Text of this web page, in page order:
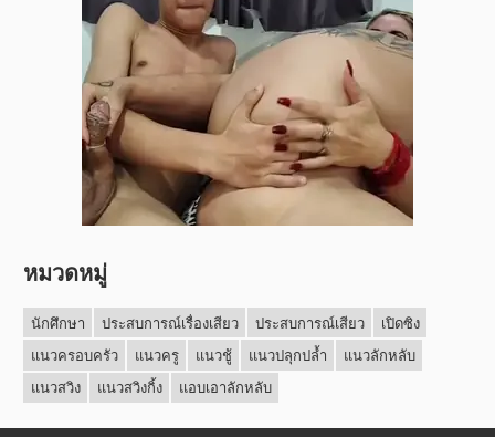
หมวดหมู่
นักศึกษา ประสบการณ์เรื่องเสียว ประสบการณ์เสียว
เปิดซิง
แนวครอบครัว
แนวครู แนวชู้ แนวปลุกปล้ำ
แนวลักหลับ
แนวสวิง
แนวสวิงกิ้ง แอบเอาลักหลับ